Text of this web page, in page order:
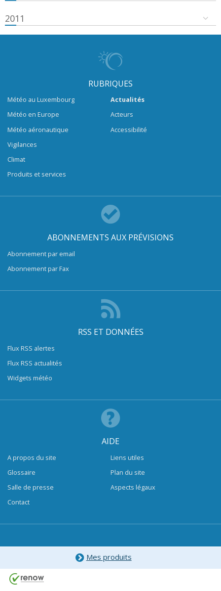
2011
RUBRIQUES
Météo au Luxembourg
Météo en Europe
Météo aéronautique
Vigilances
Climat
Produits et services
Actualités
Acteurs
Accessibilité
ABONNEMENTS AUX PRÉVISIONS
Abonnement par email
Abonnement par Fax
RSS ET DONNÉES
Flux RSS alertes
Flux RSS actualités
Widgets météo
AIDE
A propos du site
Glossaire
Salle de presse
Contact
Liens utiles
Plan du site
Aspects légaux
Mes produits